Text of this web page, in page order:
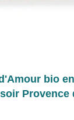
bio
Provence